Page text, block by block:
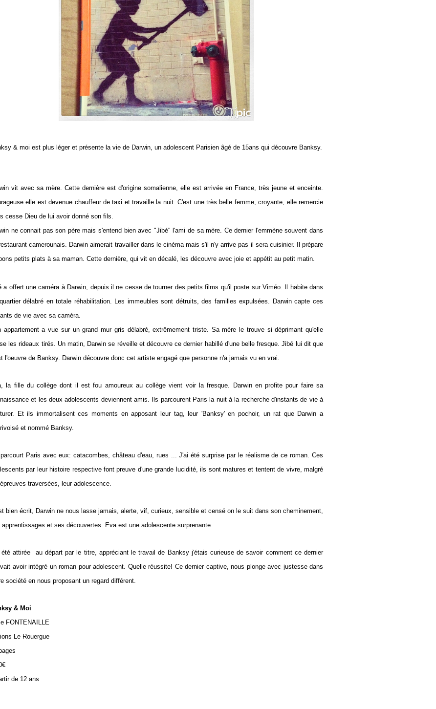
& moi est plus léger et présente la vie de Darwin, un adolescent Parisien âgé de 15ans qui découvre Banksy.
vit avec sa mère. Cette dernière est d'origine somalienne, elle est arrivée en France, très jeune et enceinte.
elle est devenue chauffeur de taxi et travaille la nuit. C'est une très belle femme, croyante, elle remercie
cesse Dieu de lui avoir donné son fils.
ne connait pas son père mais s'entend bien avec "Jibé" l'ami de sa mère. Ce dernier l'emmène souvent dans
camerounais. Darwin aimerait travailler dans le cinéma mais s'il n'y arrive pas il sera cuisinier. Il prépare
petits plats à sa maman. Cette dernière, qui vit en décalé, les découvre avec joie et appétit au petit matin.
a offert une caméra à Darwin, depuis il ne cesse de tourner des petits films qu'il poste sur Viméo. Il habite dans
délabré en totale réhabilitation. Les immeubles sont détruits, des familles expulsées. Darwin capte ces
de vie avec sa caméra.
appartement a vue sur un grand mur gris délabré, extrêmement triste. Sa mère le trouve si déprimant qu'elle
les rideaux tirés. Un matin, Darwin se réveille et découvre ce dernier habillé d'une belle fresque. Jibé lui dit que
l'oeuvre de Banksy. Darwin découvre donc cet artiste engagé que personne n'a jamais vu en vrai.
la fille du collège dont il est fou amoureux au collège vient voir la fresque. Darwin en profite pour faire sa
et les deux adolescents deviennent amis. Ils parcourent Paris la nuit à la recherche d'instants de vie à
Et ils immortalisent ces moments en apposant leur tag, leur 'Banksy' en pochoir, un rat que Darwin a
et nommé Banksy.
Paris avec eux: catacombes, château d'eau, rues ... J'ai été surprise par le réalisme de ce roman. Ces
par leur histoire respective font preuve d'une grande lucidité, ils sont matures et tentent de vivre, malgré
traversées, leur adolescence.
bien écrit, Darwin ne nous lasse jamais, alerte, vif, curieux, sensible et censé on le suit dans son cheminement,
apprentissages et ses découvertes. Eva est une adolescente surprenante.
été attirée au départ par le titre, appréciant le travail de Banksy j'étais curieuse de savoir comment ce dernier
avoir intégré un roman pour adolescent. Quelle réussite! Ce dernier captive, nous plonge avec justesse dans
société en nous proposant un regard différent.
& Moi
FONTENAILLE
Le Rouergue
de 12 ans